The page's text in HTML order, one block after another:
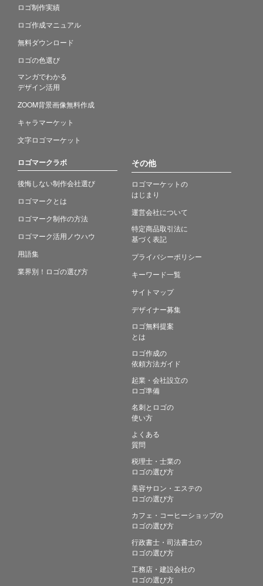
ロゴ制作実績
ロゴ作成マニュアル
無料ダウンロード
ロゴの色選び
マンガでわかる
デザイン活用
ZOOM背景画像無料作成
キャラマーケット
文字ロゴマーケット
ロゴマークラボ
後悔しない制作会社選び
ロゴマークとは
ロゴマーク制作の方法
ロゴマーク活用ノウハウ
用語集
業界別！ロゴの選び方
その他
ロゴマーケットの
はじまり
運営会社について
特定商品取引法に
基づく表記
プライバシーポリシー
キーワード一覧
サイトマップ
デザイナー募集
ロゴ無料提案
とは
ロゴ作成の
依頼方法ガイド
起業・会社設立の
ロゴ準備
名刺とロゴの
使い方
よくある
質問
税理士・士業の
ロゴの選び方
美容サロン・エステの
ロゴの選び方
カフェ・コーヒーショップの
ロゴの選び方
行政書士・司法書士の
ロゴの選び方
工務店・建設会社の
ロゴの選び方